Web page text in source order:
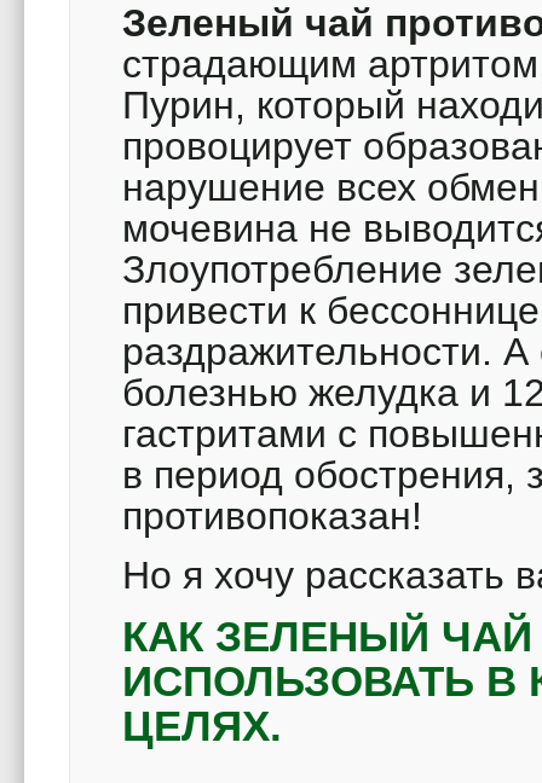
Зеленый чай
страдающим
Пурин, который
провоцирует
нарушение всех
мочевина не
Злоупотребление
привести к
раздражительности.
болезнью желудка и
гастритами с
в период
противопоказан!
Но я хочу рассказать
КАК ЗЕЛЕНЫЙ
ИСПОЛЬЗОВАТЬ В
ЦЕЛЯХ.